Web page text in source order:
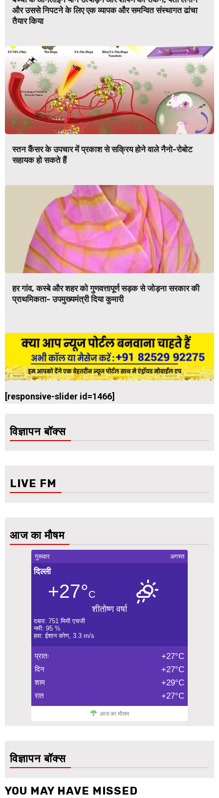
और उससे निपटने के लिए एक व्यापक और समन्वित संस्थागत ढांचा
तैयार किया
स्तन कैंसर के उपचार में प्रकाश से सक्रिय होने वाले नैनो-रोबोट
सहायक हो सकते हैं
हर गांव, कस्बे और शहर को गुणवत्तापूर्ण सड़क से जोड़ना सरकार की
प्राथमिकता- उपमुख्यमंत्री दिया कुमारी
[responsive-slider id=1466]
विज्ञापन बॉक्स
LIVE FM
आज का मौषम
गुरूवार अगस्त
दिल्ली
+27°C
शीतोष्ण वर्षा
दबाव: 751 मिमी एचजी
नमी: 95 %
हवा: ईशान कोण, 3.3 m/s
प्रातः +27°C
दिन +27°C
शाम +29°C
रात +27°C
आज का मौसम
विज्ञापन बॉक्स
YOU MAY HAVE MISSED